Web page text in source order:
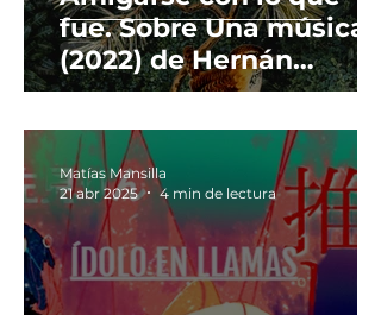
fue. Sobre Una música
(2022) de Hernán
Ronsino.
Matías Mansilla
21 abr 2025
4 min de lectura